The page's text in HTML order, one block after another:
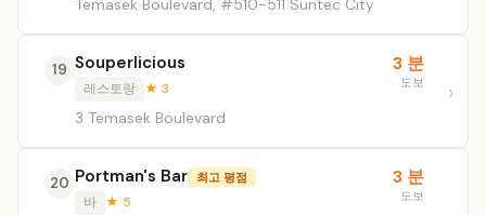
Temasek Boulevard, #510-511 Suntec City
19 Souperlicious
레스토랑 ★ 3
3 Temasek Boulevard
3 분
도보
20 Portman's Bar 최고 평점
바 ★ 5
3 분
도보